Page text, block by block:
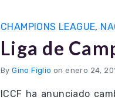
CHAMPIONS LEAGUE,
Liga de
ByGino Figlio on enero 24,
ICCF ha anunciado